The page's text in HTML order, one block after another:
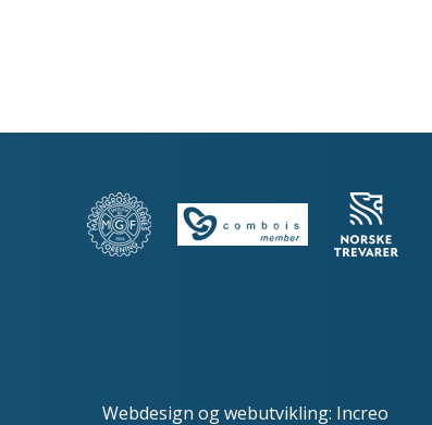
Webdesign ogwebutvikling: Increo